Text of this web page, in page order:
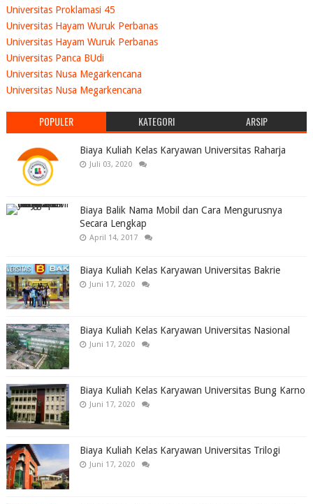
Universitas Proklamasi 45
Universitas Hayam Wuruk Perbanas
Universitas Hayam Wuruk Perbanas
Universitas Panca BUdi
Universitas Nusa Megarkencana
Universitas Nusa Megarkencana
POPULER KATEGORI ARSIP
Biaya Kuliah Kelas Karyawan Universitas Raharja
Juli 03, 2020
Biaya Balik Nama Mobil dan Cara Mengurusnya
Secara Lengkap
April 14, 2017
Biaya Kuliah Kelas Karyawan Universitas Bakrie
Juni 17, 2020
Biaya Kuliah Kelas Karyawan Universitas Nasional
Juni 17, 2020
Biaya Kuliah Kelas Karyawan Universitas Bung Karno
Juni 17, 2020
Biaya Kuliah Kelas Karyawan Universitas Trilogi
Juni 17, 2020